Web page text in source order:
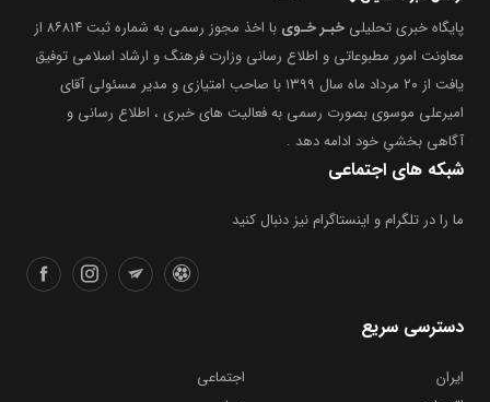
پایگاه خبری تحلیلی خبـر خـوی
با اخذ مجوز رسمی به شماره ثبت ۸۶۸۱۴ از
معاونت امور مطبوعاتی و اطلاع رسانی وزارت فرهنگ و ارشاد اسلامی توفیق
یافت از ۲۰ مرداد ماه سال ۱۳۹۹ با صاحب امتیازی و مدیر مسئولی آقای
امیرعلی موسوی بصورت رسمی به فعالیت های خبری ، اطلاع رسانی و
آگاهی بخشیِ خود ادامه دهد .
شبکه های اجتماعی
ما را در تلگرام و اینستاگرام نیز دنبال کنید
دسترسی سریع
ایران
اجتماعی